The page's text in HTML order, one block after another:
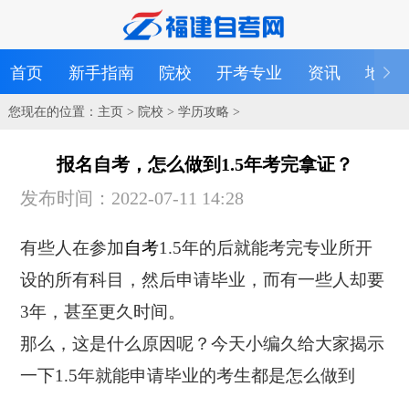
首页 新手指南 院校 开考专业 资讯 地区
您现在的位置： 主页> 院校 > 学历攻略 >
报名自考，怎么做到1.5年考完拿证？
发布时间：2022-07-11 14:28
有些人在参加自考1.5年的后就能考完专业所开
设的所有科目，然后申请毕业，而有一些人却要
3年，甚至更久时间。
那么，这是什么原因呢？今天小编久给大家揭示
一下1.5年就能申请毕业的考生都是怎么做到